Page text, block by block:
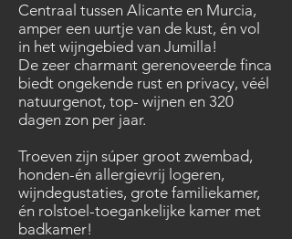
Centraal tussen Alicante en Murcia,
amper een uurtje van de kust, én vol
in het wijngebied van Jumilla!
De zeer charmant gerenoveerde finca
biedt ongekende rust en privacy, véél
natuurgenot, top- wijnen en 320
dagen zon per jaar.
Troeven zijn súper groot zwembad,
honden-én allergievrij logeren,
wijndegustaties, grote familiekamer,
én rolstoel-toegankelijke kamer met
badkamer!